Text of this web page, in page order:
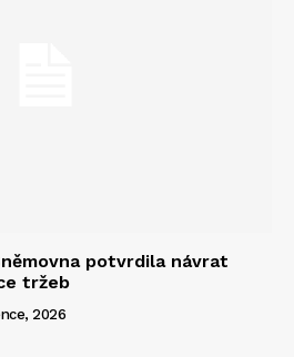
potvrdila návrat
tržeb
2026